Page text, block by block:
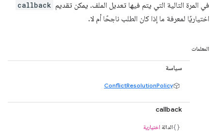
في المرة التالية التي يتم فيها تعديل الملف. يمكن تقديم callback
اختياريًا لمعرفة ما إذا كان الطلب ناجحًا أم لا.
المعلمات
سياسة
ConflictResolutionPolicy
callback
الدالة اختيارية